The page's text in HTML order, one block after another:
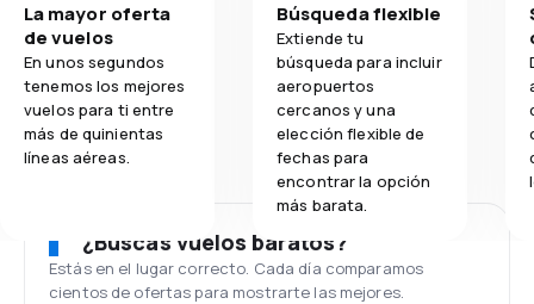
La mayor oferta
de vuelos
En unos segundos
tenemos los mejores
vuelos para ti entre
más de quinientas
líneas aéreas.
Búsqueda flexible
Extiende tu
búsqueda para incluir
aeropuertos
cercanos y una
elección flexible de
fechas para
encontrar la opción
más barata.
¿Buscas vuelos baratos?
Estás en el lugar correcto. Cada día comparamos
cientos de ofertas para mostrarte las mejores.